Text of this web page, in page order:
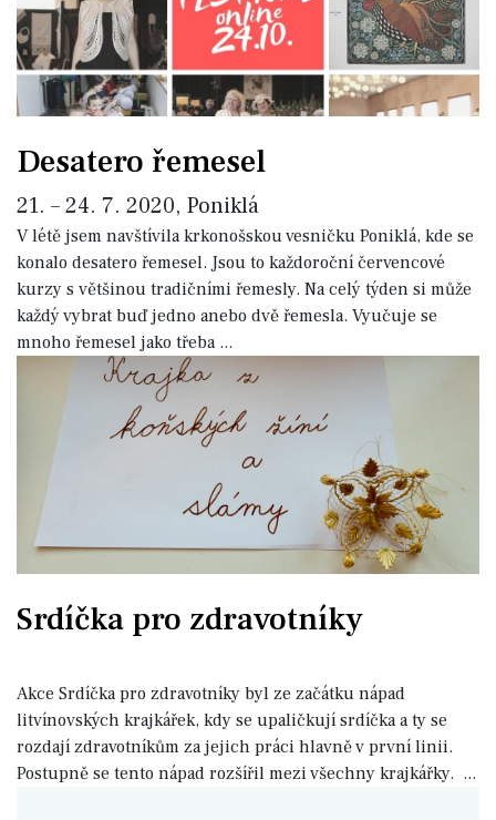
Desatero řemesel
21. – 24. 7. 2020, Poniklá
V létě jsem navštívila krkonošskou vesničku Poniklá, kde se
konalo desatero řemesel. Jsou to každoroční červencové
kurzy s většinou tradičními řemesly. Na celý týden si může
každý vybrat buď jedno anebo dvě řemesla. Vyučuje se
mnoho řemesel jako třeba ...
Srdíčka pro zdravotníky
Akce Srdíčka pro zdravotníky byl ze začátku nápad
litvínovských krajkářek, kdy se upaličkují srdíčka a ty se
rozdají zdravotníkům za jejich práci hlavně v první linii.
Postupně se tento nápad rozšířil mezi všechny krajkářky. ...